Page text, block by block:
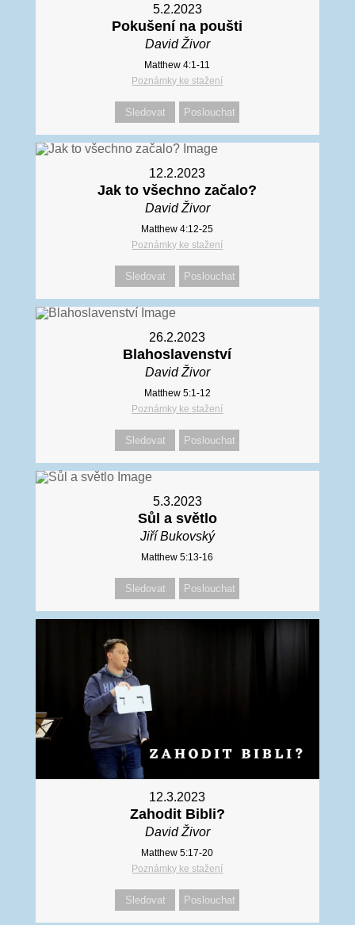
5.2.2023
Pokušení na poušti
David Živor
Matthew 4:1-11
Poznámky ke stažení
Sledovat Poslouchat
12.2.2023
Jak to všechno začalo?
David Živor
Matthew 4:12-25
Poznámky ke stažení
Sledovat Poslouchat
26.2.2023
Blahoslavenství
David Živor
Matthew 5:1-12
Poznámky ke stažení
Sledovat Poslouchat
5.3.2023
Sůl a světlo
Jiří Bukovský
Matthew 5:13-16
Sledovat Poslouchat
12.3.2023
Zahodit Bibli?
David Živor
Matthew 5:17-20
Poznámky ke stažení
Sledovat Poslouchat